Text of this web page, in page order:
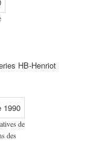
HB-Henriot
de
des